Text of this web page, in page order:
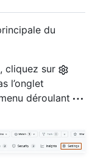
du
cliquez sur
l’onglet
déroulant